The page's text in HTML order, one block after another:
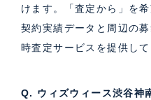
けます。「査定から」を
契約実績データと周辺の募
時査定サービス を提供して
Q. ウィズウィース渋谷神